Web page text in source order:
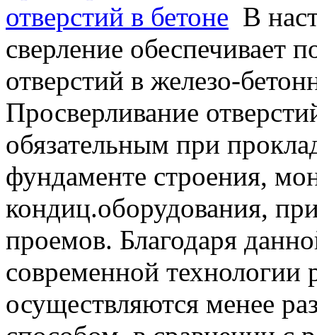
В
сверление обеспечивает
отверстий в железо-
Просверливание
обязательным при
фундаменте строения,
кондиц.оборудования,
проемов. Благодаря
современной технологии
осуществляются менее